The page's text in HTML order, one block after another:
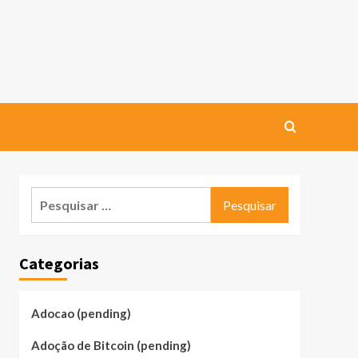
Categorias
Adocao (pending)
Adoção de Bitcoin (pending)